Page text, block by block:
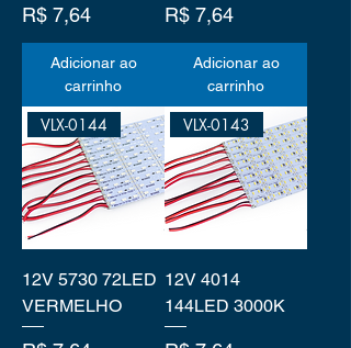
Preço
R$ 7,64
Adicionar ao
carrinho
Preço
R$ 7,64
Adicionar ao
carrinho
VLX-0144
12V 5730 72LED
VERMELHO
VLX-0143
12V 4014
144LED 3000K